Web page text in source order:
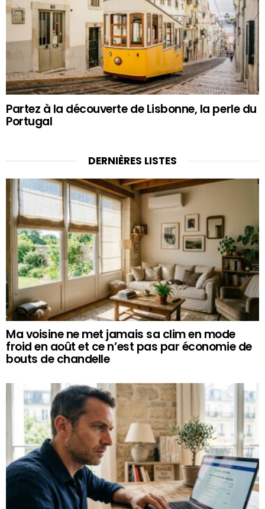
Partez à la découverte de Lisbonne, la perle du
Portugal
DERNIÈRES LISTES
Ma voisine ne met jamais sa clim en mode
froid en août et ce n’est pas par économie de
bouts de chandelle